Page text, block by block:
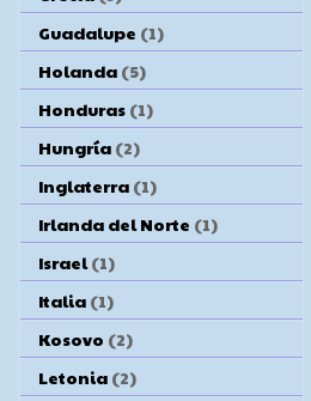
Guadalupe (1)
Holanda (5)
Honduras (1)
Hungría (2)
Inglaterra (1)
Irlanda del Norte (1)
Israel (1)
Italia (1)
Kosovo (2)
Letonia (2)